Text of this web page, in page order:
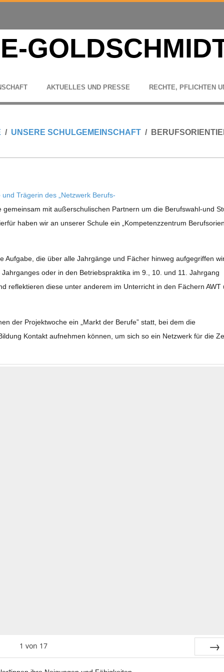
AKTU­EL­LES UND PRESSE RECHTE, PFLICH­TEN
UNSERE SCHUL­GE­MEIN­SCHAFT
Trä­ge­rin des „Netz­werk Berufs­
gemein­sam mit außer­schu­li­schen Part­nern um die Berufs­wahl-und
haben wir an unse­rer Schule ein „Kom­pe­tenz­zen­trum
Auf­gabe, die über alle Jahr­gänge und Fächer hin­weg auf­ge­grif­fen
oder in den Betriebs­prak­tika im 9., 10. und 11. Jahr­gang
reflek­tie­ren diese unter ande­rem im Unter­richt in den Fächern AWT
der Pro­jekt­wo­che ein „Markt der Berufe” statt, bei dem die
Kon­takt auf­neh­men kön­nen, um sich so ein Netz­werk für die
1 von 17